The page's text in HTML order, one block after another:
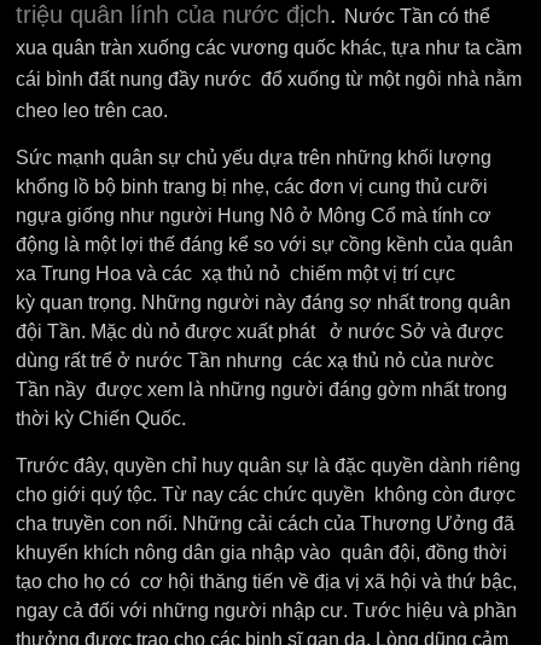
triệu quân lính của nước địch. Nước Tần có thể
xua quân tràn xuống các vương quốc khác, tựa như ta cầm
cái bình đất nung đầy nước đổ xuống từ một ngôi nhà nằm
cheo leo trên cao.
Sức mạnh quân sự chủ yếu dựa trên những khối lượng
khổng lồ bộ binh trang bị nhẹ, các đơn vị cung thủ cưỡi
ngựa giống như người Hung Nô ở Mông Cổ mà tính cơ
động là một lợi thế đáng kể so với sự cồng kềnh của quân
xa Trung Hoa và các xạ thủ nỏ chiếm một vị trí cực
kỳ quan trọng. Những người này đáng sợ nhất trong quân
đội Tần. Mặc dù nỏ được xuất phát ở nước Sở và được
dùng rất trể ở nước Tần nhưng các xạ thủ nỏ của nườc
Tần nầy được xem là những người đáng gờm nhất trong
thời kỳ Chiến Quốc.
Trước đây, quyền chỉ huy quân sự là đặc quyền dành riêng
cho giới quý tộc. Từ nay các chức quyền không còn được
cha truyền con nối. Những cải cách của Thương Ưởng đã
khuyến khích nông dân gia nhập vào quân đội, đồng thời
tạo cho họ có cơ hội thăng tiến về địa vị xã hội và thứ bậc,
ngay cả đối với những người nhập cư. Tước hiệu và phần
thưởng được trao cho các binh sĩ gan dạ. Lòng dũng cảm